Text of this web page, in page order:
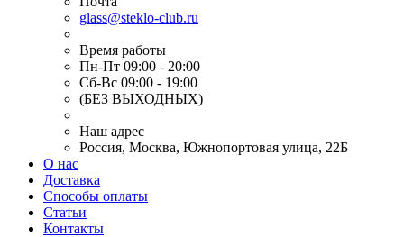
glass@steklo-club.ru
Время работы
Пн-Пт 09:00 - 20:00
Сб-Вс 09:00 - 19:00
(БЕЗ ВЫХОДНЫХ)
Наш адрес
Россия, Москва, Южнопортовая улица, 22Б
О нас
Доставка
Способы оплаты
Статьи
Контакты